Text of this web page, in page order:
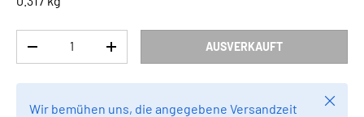
MENGE VERRINGERNMENGE ERHÖHEN AUSVERKAUFT
Wir bemühen uns, die angegebene Versandzeit